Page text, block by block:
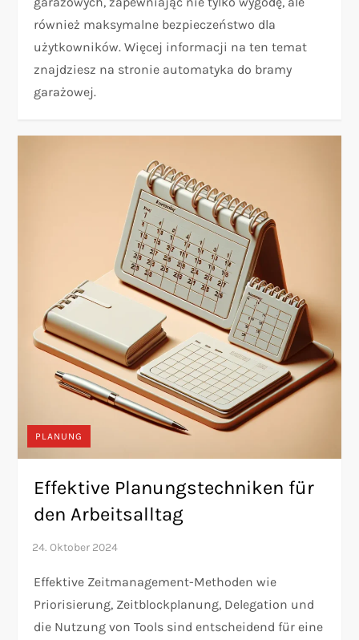
również maksymalne bezpieczeństwo dla
użytkowników. Więcej informacji na ten temat
znajdziesz na stronie automatyka do bramy
garażowej.
PLANUNG
Effektive Planungstechniken für
den Arbeitsalltag
Effektive Zeitmanagement-Methoden wie
Priorisierung, Zeitblockplanung, Delegation und
die Nutzung von Tools sind entscheidend für eine